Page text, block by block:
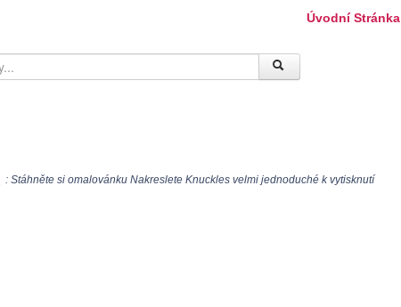
Úvodní Stránka
: Stáhněte si omalovánku Nakreslete Knuckles velmi jednoduché k vytisknutí